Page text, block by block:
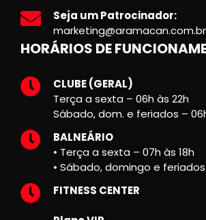
Seja um Patrocinador:
marketing@aramacan.com.br
HORÁRIOS DE
CLUBE (GERAL)
Terça a sexta – 06h às 22h
Sábado, dom. e feriados –
BALNEÁRIO
• Terça a sexta – 07h às 18h
• Sábado, domingo e feriados
FITNESS CENTER